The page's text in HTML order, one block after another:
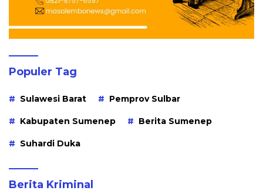
Populer Tag
Sulawesi Barat Pemprov Sulbar
Kabupaten Sumenep Berita Sumenep
Suhardi Duka
Berita Kriminal